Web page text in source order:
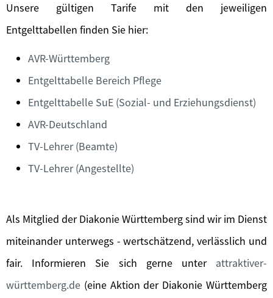
Unsere gültigen Tarife mit den jeweiligen
Entgelttabellen finden Sie hier:
AVR-Württemberg
Entgelttabelle Bereich Pflege
Entgelttabelle SuE (Sozial- und Erziehungsdienst)
AVR-Deutschland
TV-Lehrer (Beamte)
TV-Lehrer (Angestellte)
Als Mitglied der Diakonie Württemberg sind wir im Dienst
miteinander unterwegs - wertschätzend, verlässlich und
fair. Informieren Sie sich gerne unter attraktiver-
württemberg.de (eine Aktion der Diakonie Württemberg